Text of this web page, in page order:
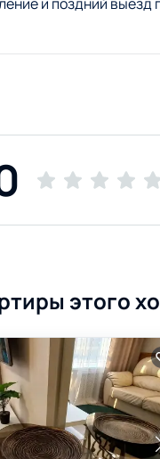
этого